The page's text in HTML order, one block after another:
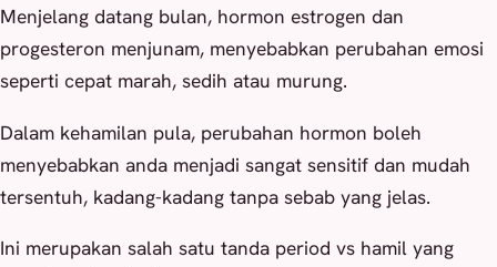
Menjelang datang bulan, hormon estrogen dan
progesteron menjunam, menyebabkan perubahan emosi
seperti cepat marah, sedih atau murung.
Dalam kehamilan pula, perubahan hormon boleh
menyebabkan anda menjadi sangat sensitif dan mudah
tersentuh, kadang-kadang tanpa sebab yang jelas.
Ini merupakan salah satu tanda period vs hamil yang